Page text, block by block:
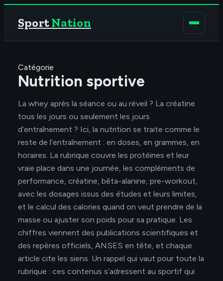
SportNation
Catégorie
Nutrition sportive
La whey après la séance ou au réveil ? La créatine
tous les jours ou seulement les jours
d’entraînement ? Ici, la nutrition se traite comme le
reste de l’entraînement : en doses, en grammes, en
horaires. La rubrique couvre les protéines et leur
vraie place dans une journée, les compléments de
performance, créatine, bêta-alanine, pre-workout,
avec les dosages issus des études et leurs limites,
et le calcul des calories quand on veut prendre de la
masse ou ajuster son poids pour sa pratique. Les
chiffres viennent des publications scientifiques et
des repères officiels, ANSES en tête, et chaque
article cite les siens. Un rappel qui vaut pour toute la
rubrique : ces contenus s’adressent au sportif qui